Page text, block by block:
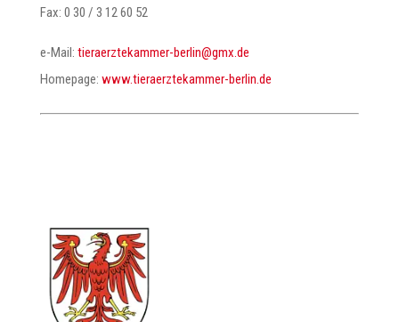
Fax: 0 30 / 3 12 60 52
e-Mail: ed.xmg
@nilreb-remmaketzreareit
Homepage: www.tieraerztekammer-berlin.de